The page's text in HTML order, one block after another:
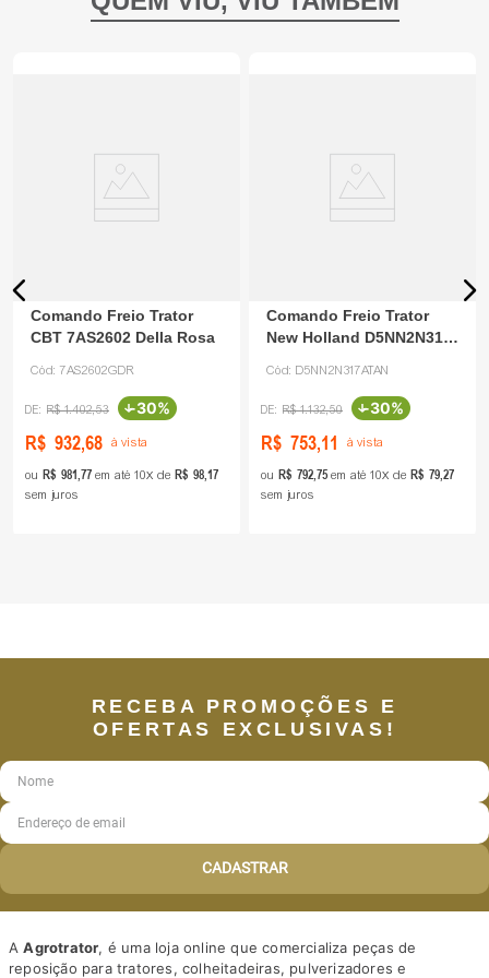
Comando Freio Trator
CBT 7AS2602 Della Rosa
Cód: 7AS2602GDR
R$ 1.402,53 -30%
R$ 932,68 à vista
ou R$ 981 77 em até 10 de R$ 9817
sem juros
Comando Freio Trator
New Holland D5NN2N317
Cód: D5NN2N317ATAN
R$ 1.132,50 -30%
R$ 753,11 à vista
ou R$ 79275 em até 10 de R$ 7927
sem juros
RECEBA PROMOÇÕES E
OFERTAS EXCLUSIVAS!
CADASTRAR
AAgrotrator, é uma loja online que comercializa peças de
reposição para tratores, colheitadeiras, pulverizadores e